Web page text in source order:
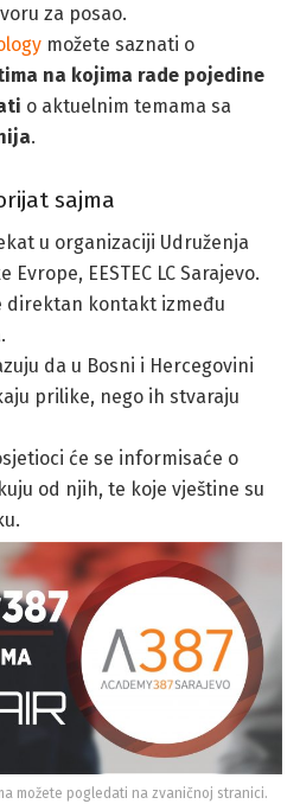
za posao.
možete saznati o
na kojima rade pojedine
o aktuelnim temama sa
.
sajma
u organizaciji Udruženja
EESTEC LC Sarajevo.
direktan kontakt između
da u Bosni i Hercegovini
prilike, nego ih stvaraju
će se informisaće o
od njih, te koje vještine su
možete pogledati na zvaničnoj stranici.